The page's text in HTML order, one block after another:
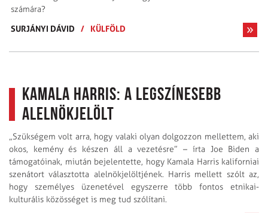
számára?
SURJÁNYI DÁVID
/ KÜLFÖLD
Kamala Harris: A legszínesebb
alelnökjelölt
„Szükségem volt arra, hogy valaki olyan dolgozzon mellettem, aki
okos, kemény és készen áll a vezetésre” – írta Joe Biden a
támogatóinak, miután bejelentette, hogy Kamala Harris kaliforniai
szenátort választotta alelnökjelöltjének. Harris mellett szólt az,
hogy személyes üzenetével egyszerre több fontos etnikai-
kulturális közösséget is meg tud szólítani.